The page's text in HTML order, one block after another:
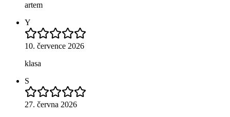
artem
Y
10. července 2026
klasa
S
27. června 2026